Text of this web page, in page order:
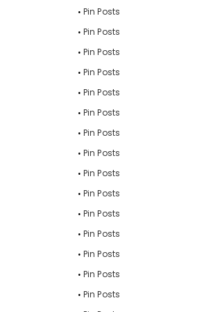
Pin Posts
Pin Posts
Pin Posts
Pin Posts
Pin Posts
Pin Posts
Pin Posts
Pin Posts
Pin Posts
Pin Posts
Pin Posts
Pin Posts
Pin Posts
Pin Posts
Pin Posts